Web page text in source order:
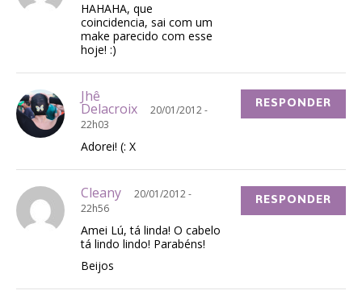
HAHAHA, que
coincidencia, sai com um
make parecido com esse
hoje! :)
Jhê
Delacroix
20/01/2012 -
22h03
Adorei! (: X
RESPONDER
Cleany
20/01/2012 -
22h56
Amei Lú, tá linda! O cabelo
tá lindo lindo! Parabéns!
Beijos
RESPONDER